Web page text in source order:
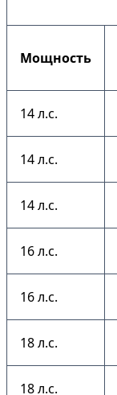
Мощность
14 л.с.
14 л.с.
14 л.с.
16 л.с.
16 л.с.
18 л.с.
18 л.с.